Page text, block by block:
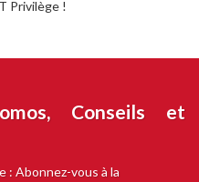
Privilège !
Conseils et
: Abonnez-vous à la